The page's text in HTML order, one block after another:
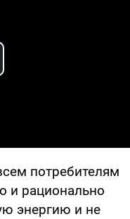
Video
потребителям
и рационально
энергию и не